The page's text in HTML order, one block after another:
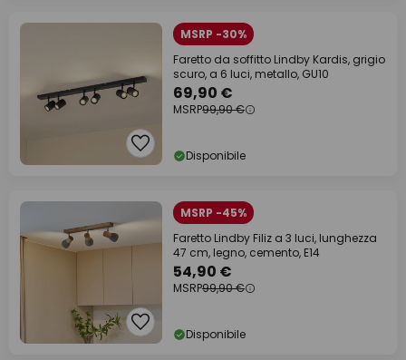
MSRP -30%
Faretto da soffitto Lindby Kardis, grigio
scuro, a 6 luci, metallo, GU10
69,90 €
MSRP99,90 €
Disponibile
MSRP -45%
Faretto Lindby Filiz a 3 luci, lunghezza
47 cm, legno, cemento, E14
54,90 €
MSRP99,90 €
Disponibile